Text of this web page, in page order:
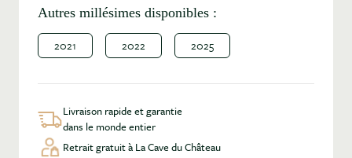
Autres millésimes disponibles :
2021 2022 2025
Livraison rapide et garantie
dans le monde entier
Retrait gratuit à La Cave du Château